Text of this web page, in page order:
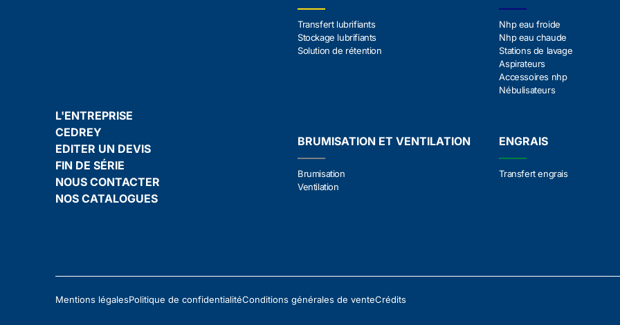
L'ENTREPRISE
CEDREY
EDITER UN DEVIS
FIN DE SÉRIE
NOUS CONTACTER
NOS CATALOGUES
Transfert lubrifiants
Stockage lubrifiants
Solution de rétention
Nhp eau froide
Nhp eau chaude
Stations de lavage
Aspirateurs
Accessoires nhp
Nébulisateurs
BRUMISATION ET VENTILATION
Brumisation
Ventilation
ENGRAIS
Transfert engrais
Mentions légalesPolitique de confidentialitéConditions générales de venteCrédits